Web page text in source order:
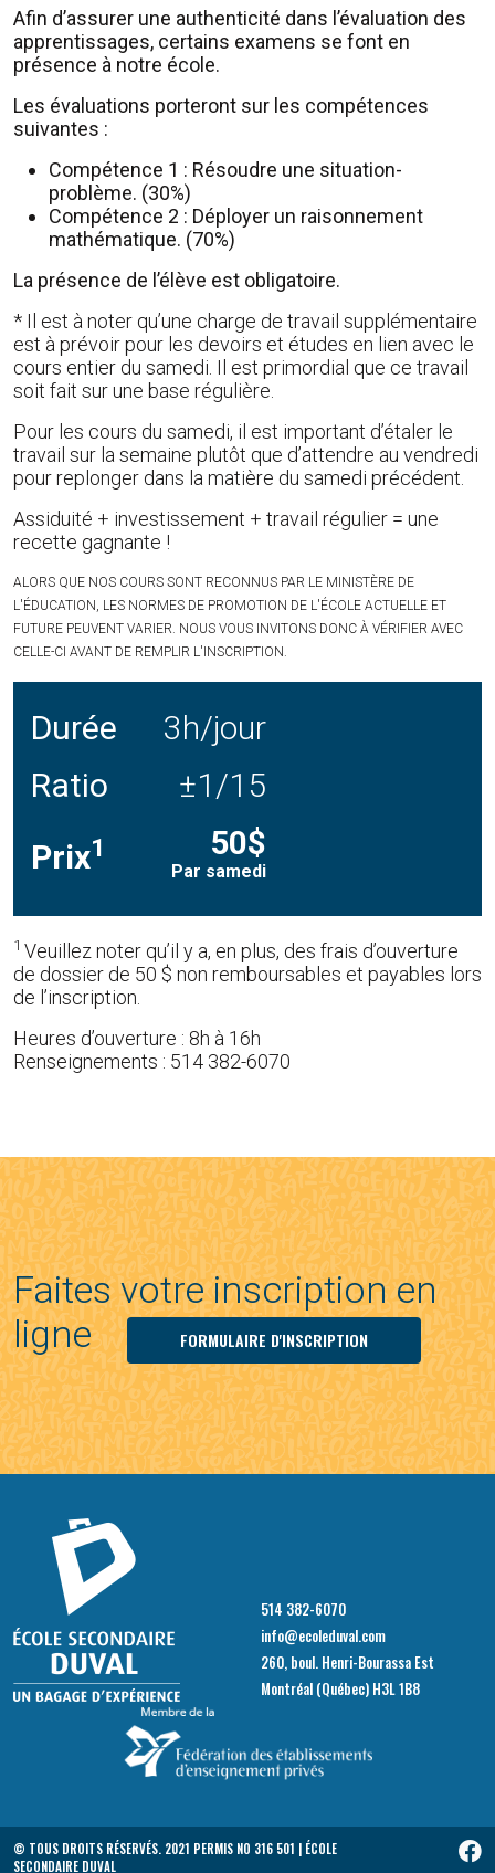
Afin d’assurer une authenticité dans l’évaluation des
apprentissages, certains examens se font en
présence à notre école.
Les évaluations porteront sur les compétences
suivantes :
Compétence 1 : Résoudre une situation-
problème. (30%)
Compétence 2 : Déployer un raisonnement
mathématique. (70%)
La présence de l’élève est obligatoire.
* Il est à noter qu’une charge de travail supplémentaire
est à prévoir pour les devoirs et études en lien avec le
cours entier du samedi. Il est primordial que ce travail
soit fait sur une base régulière.
Pour les cours du samedi, il est important d’étaler le
travail sur la semaine plutôt que d’attendre au vendredi
pour replonger dans la matière du samedi précédent.
Assiduité + investissement + travail régulier = une
recette gagnante !
ALORS QUE NOS COURS SONT RECONNUS PAR LE MINISTÈRE DE
L'ÉDUCATION, LES NORMES DE PROMOTION DE L'ÉCOLE ACTUELLE ET
FUTURE PEUVENT VARIER. NOUS VOUS INVITONS DONC À VÉRIFIER AVEC
CELLE-CI AVANT DE REMPLIR L'INSCRIPTION.
Durée
3h/jour
Ratio
±1/15
Prix1 50$
Par samedi
1 Veuillez noter qu’il y a, en plus, des frais d’ouverture
de dossier de 50 $ non remboursables et payables lors
de l’inscription.
Heures d’ouverture : 8h à 16h
Renseignements : 514 382-6070
Faites votre inscription en
ligne
FORMULAIRE D'INSCRIPTION
514 382-6070
info@ecoleduval.com
260, boul. Henri-Bourassa Est
Montréal (Québec) H3L 1B8
© TOUS DROITS RÉSERVÉS. 2021 PERMIS NO 316 501 | ÉCOLE
SECONDAIRE DUVAL